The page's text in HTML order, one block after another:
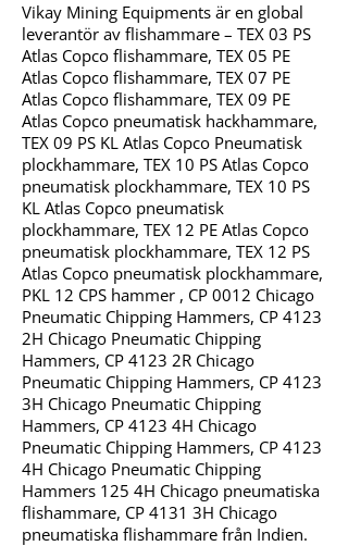
Vikay Mining Equipments är en global
leverantör av flishammare – TEX 03 PS
Atlas Copco flishammare, TEX 05 PE
Atlas Copco flishammare, TEX 07 PE
Atlas Copco flishammare, TEX 09 PE
Atlas Copco pneumatisk hackhammare,
TEX 09 PS KL Atlas Copco Pneumatisk
plockhammare, TEX 10 PS Atlas Copco
pneumatisk plockhammare, TEX 10 PS
KL Atlas Copco pneumatisk
plockhammare, TEX 12 PE Atlas Copco
pneumatisk plockhammare, TEX 12 PS
Atlas Copco pneumatisk plockhammare,
PKL 12 CPS hammer , CP 0012 Chicago
Pneumatic Chipping Hammers, CP 4123
2H Chicago Pneumatic Chipping
Hammers, CP 4123 2R Chicago
Pneumatic Chipping Hammers, CP 4123
3H Chicago Pneumatic Chipping
Hammers, CP 4123 4H Chicago
Pneumatic Chipping Hammers, CP 4123
4H Chicago Pneumatic Chipping
Hammers 125 4H Chicago pneumatiska
flishammare, CP 4131 3H Chicago
pneumatiska flishammare från Indien.